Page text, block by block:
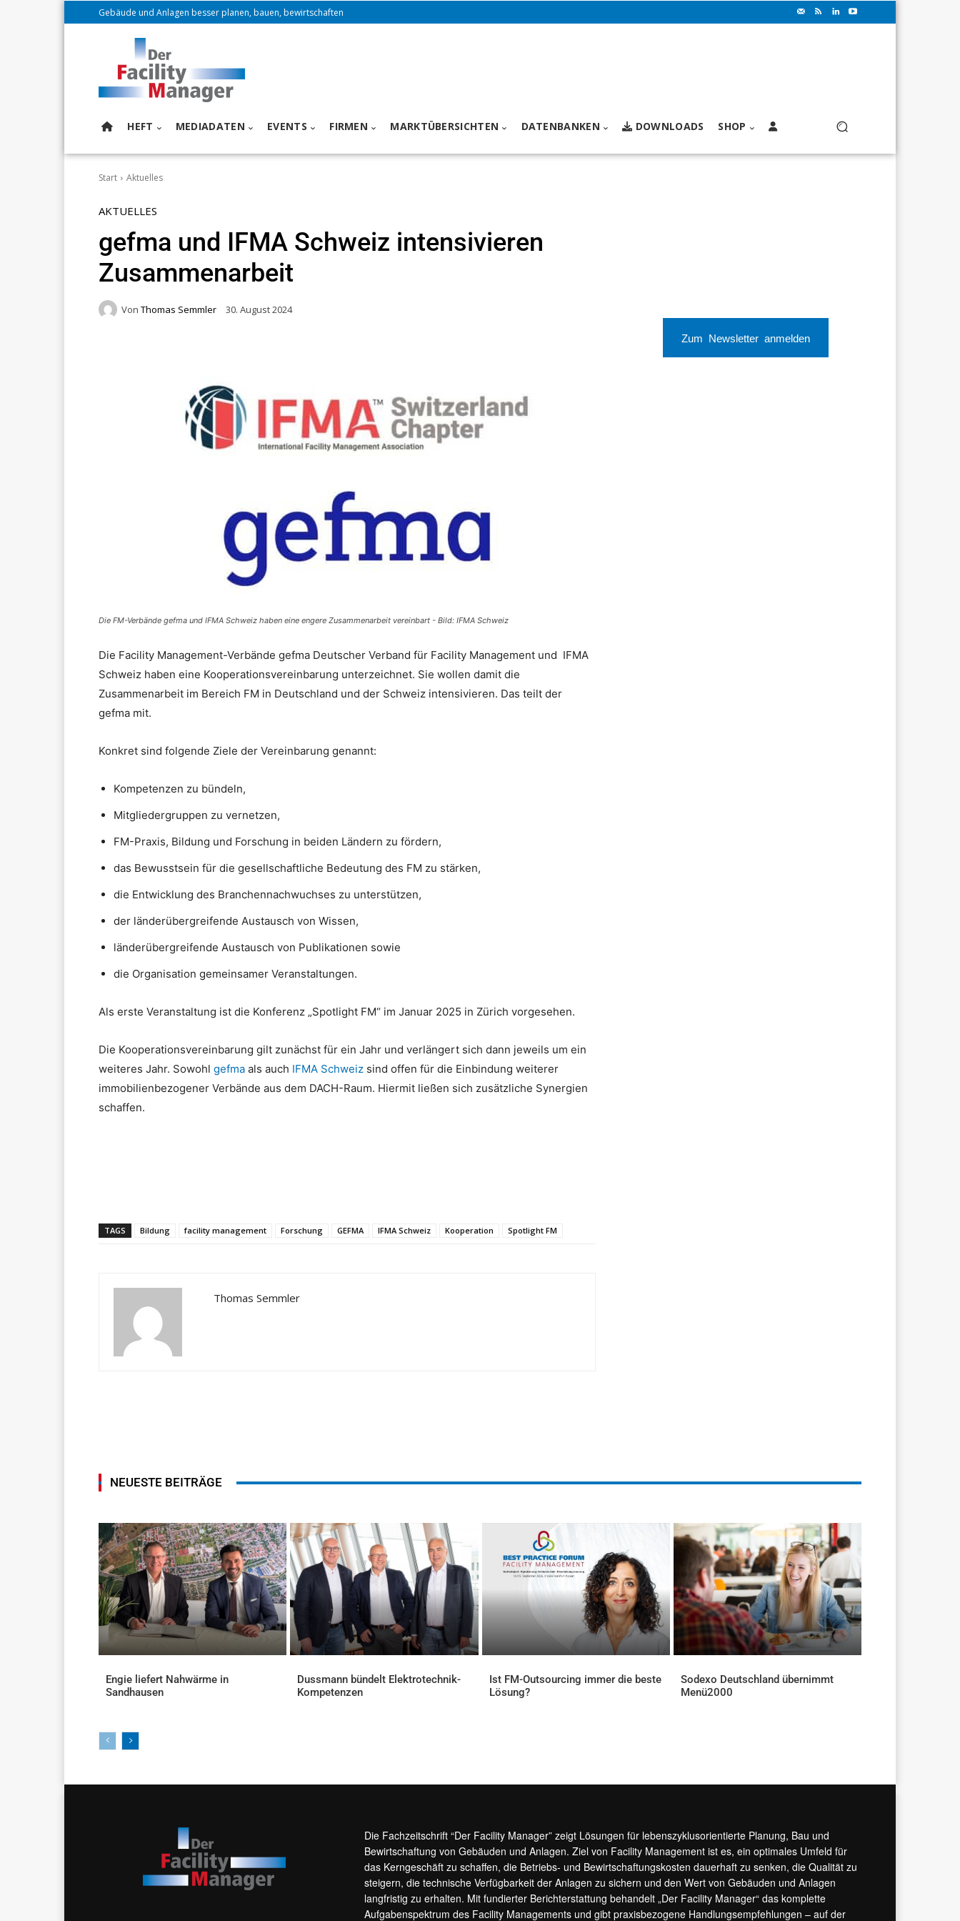
Gebäude und Anlagen besser planen, bauen, bewirtschaften
HEFT MEDIADATEN EVENTS FIRMEN MARKTÜBERSICHTEN DATENBANKEN DOWNLOADS SHOP
Start Aktuelles
AKTUELLES
gefma und IFMA Schweiz intensivieren
Zusammenarbeit
Von Thomas Semmler 30. August 2024
Die FM-Verbände gefma und IFMA Schweiz haben eine engere Zusammenarbeit vereinbart - Bild: IFMA Schweiz
Die Facility Management-Verbände gefma Deutscher Verband für Facility Management und IFMA
Schweiz haben eine Kooperationsvereinbarung unterzeichnet. Sie wollen damit die
Zusammenarbeit im Bereich FM in Deutschland und der Schweiz intensivieren. Das teilt der
gefma mit.
Konkret sind folgende Ziele der Vereinbarung genannt:
Kompetenzen zu bündeln,
Mitgliedergruppen zu vernetzen,
FM-Praxis, Bildung und Forschung in beiden Ländern zu fördern,
das Bewusstsein für die gesellschaftliche Bedeutung des FM zu stärken,
die Entwicklung des Branchennachwuchses zu unterstützen,
der länderübergreifende Austausch von Wissen,
länderübergreifende Austausch von Publikationen sowie
die Organisation gemeinsamer Veranstaltungen.
Als erste Veranstaltung ist die Konferenz „Spotlight FM“ im Januar 2025 in Zürich vorgesehen.
Die Kooperationsvereinbarung gilt zunächst für ein Jahr und verlängert sich dann jeweils um ein
weiteres Jahr. Sowohl gefma als auch IFMA Schweiz sind offen für die Einbindung weiterer
immobilienbezogener Verbände aus dem DACH-Raum. Hiermit ließen sich zusätzliche Synergien
schaffen.
TAGS Bildung facility management Forschung GEFMA IFMA Schweiz Kooperation Spotlight FM
Thomas Semmler
Zum Newsletter anmelden
NEUESTE BEITRÄGE
Engie liefert Nahwärme in
Sandhausen
Dussmann bündelt Elektrotechnik-
Kompetenzen
Ist FM-Outsourcing immer die beste
Lösung?
Sodexo Deutschland übernimmt
Menü2000
Die Fachzeitschrift “Der Facility Manager” zeigt Lösungen für lebenszyklusorientierte Planung, Bau und
Bewirtschaftung von Gebäuden und Anlagen. Ziel von Facility Management ist es, ein optimales Umfeld für
das Kerngeschäft zu schaffen, die Betriebs- und Bewirtschaftungskosten dauerhaft zu senken, die Qualität zu
steigern, die technische Verfügbarkeit der Anlagen zu sichern und den Wert von Gebäuden und Anlagen
langfristig zu erhalten. Mit fundierter Berichterstattung behandelt „Der Facility Manager“ das komplette
Aufgabenspektrum des Facility Managements und gibt praxisbezogene Handlungsempfehlungen – auf der